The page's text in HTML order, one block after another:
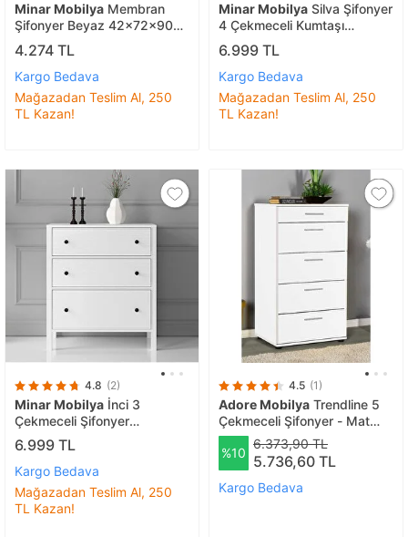
Minar Mobilya Membran
Şifonyer Beyaz 42x72x90
cm
4.274 TL
Kargo Bedava
Mağazadan Teslim Al, 250
TL Kazan!
Minar Mobilya Silva Şifonyer
4 Çekmeceli Kumtaşı
Antrasit
6.999 TL
Kargo Bedava
Mağazadan Teslim Al, 250
TL Kazan!
4.8 (2)
Minar Mobilya İnci 3
Çekmeceli Şifonyer
77X88X40 Cm
6.999 TL
Kargo Bedava
Mağazadan Teslim Al, 250
TL Kazan!
4.5 (1)
Adore Mobilya Trendline 5
Çekmeceli Şifonyer - Mat
Beyaz 60x108x44 Cm
(gxyxd)
%10
6.373,90 TL
5.736,60 TL
Kargo Bedava